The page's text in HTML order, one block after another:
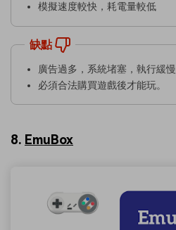
模擬速度較快，耗電量較低
缺點
廣告過多，系統堵塞，執行緩慢
必須合法購買遊戲後才能玩。
8. EmuBox